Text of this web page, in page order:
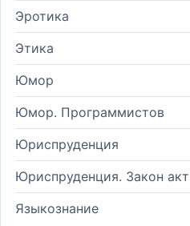
Эротика
Этика
Юмор
Юмор. Программистов
Юриспруденция
Юриспруденция. Закон акт
Языкознание